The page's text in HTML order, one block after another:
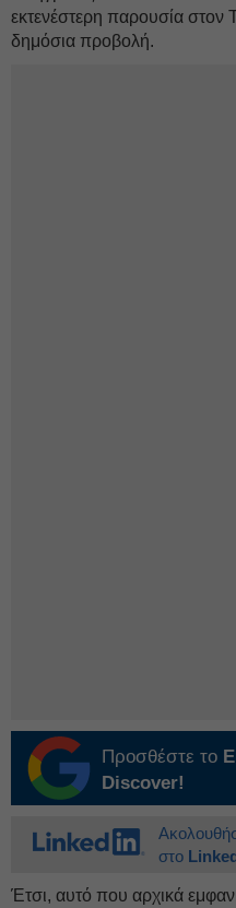
εκτενέστερη παρουσία στον
δημόσια προβολή.
Προσθέστε το
Discover!
στο
Έτσι, αυτό που αρχικά